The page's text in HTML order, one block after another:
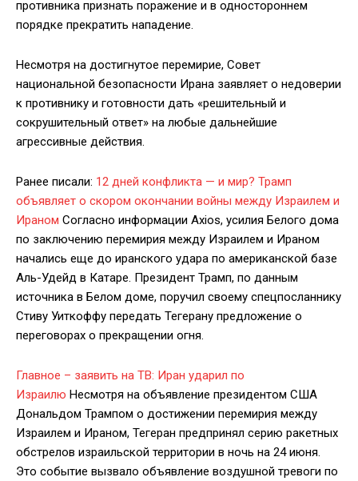
противника признать поражение и в одностороннем
порядке прекратить нападение.
Несмотря на достигнутое перемирие, Совет
национальной безопасности Ирана заявляет о недоверии
к противнику и готовности дать «решительный и
сокрушительный ответ» на любые дальнейшие
агрессивные действия.
Ранее писали: 12 дней конфликта — и мир? Трамп
объявляет о скором окончании войны между Израилем и
Ираном Согласно информации Axios, усилия Белого дома
по заключению перемирия между Израилем и Ираном
начались еще до иранского удара по американской базе
Аль-Удейд в Катаре. Президент Трамп, по данным
источника в Белом доме, поручил своему спецпосланнику
Стиву Уиткоффу передать Тегерану предложение о
переговорах о прекращении огня.
Главное – заявить на ТВ: Иран ударил по
Израилю Несмотря на объявление президентом США
Дональдом Трампом о достижении перемирия между
Израилем и Ираном, Тегеран предпринял серию ракетных
обстрелов израильской территории в ночь на 24 июня.
Это событие вызвало объявление воздушной тревоги по